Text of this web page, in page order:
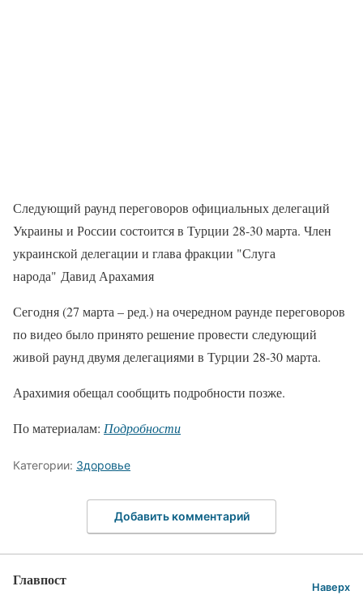
Следующий раунд переговоров официальных делегаций
Украины и России состоится в Турции 28-30 марта. Член
украинской делегации и глава фракции "Слуга
народа" Давид Арахамия
Сегодня (27 марта – ред.) на очередном раунде переговоров
по видео было принято решение провести следующий
живой раунд двумя делегациями в Турции 28-30 марта.
Арахимия обещал сообщить подробности позже.
По материалам: Подробности
Категории: Здоровье
Добавить комментарий
Главпост Наверх